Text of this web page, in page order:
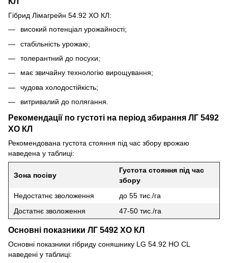
Гібрид Лімагрейн 54.92 ХО КЛ:
високий потенціал урожайності;
стабільність урожаю;
толерантний до посухи;
має звичайну технологію вирощування;
чудова холодостійкість;
витривалий до полягання.
Рекомендації по густоті на період збирання ЛГ 5492
ХО КЛ
Рекомендована густота стояння під час збору врожаю
наведена у таблиці:
Зона посіву
Густота стояння під час
збору
Недостатнє зволоження
до 55 тис./га
Достатнє зволоження
47-50 тис./га
Основні показники ЛГ 5492 ХО КЛ
Основні показники гібриду соняшнику LG 54.92 НО CL
наведені у таблиці: